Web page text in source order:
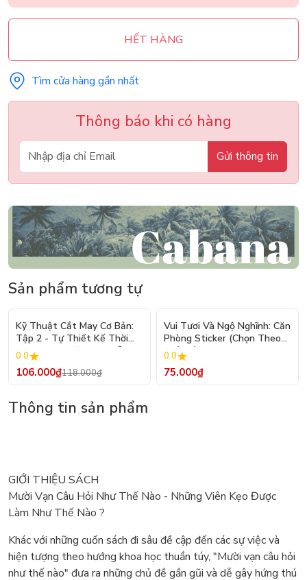
HẾT HÀNG
Tìm cửa hàng gần nhất
Thông báo khi có hàng
Gửi thông tin
Sản phẩm tương tự
- 10%
Kỹ Thuật Cắt May Cơ Bản:
Tập 2 - Tự Thiết Kế Thời
Trang Nam Nữ - Tạo Mẫu
Rập - Kỹ Thuật Nhảy Size
0.0
106.000₫118.000₫
Vui Tươi Và Ngộ Nghĩnh: Căn
Phòng Sticker (Chọn Theo
Chủ Đề) - Hơn 250 Sticker
0.0
75.000₫
Thông tin sản phẩm
GIỚI THIỆU SÁCH
Mười Vạn Câu Hỏi Như Thế Nào - Những Viên Kẹo Được
Làm Như Thế Nào ?
Khác với những cuốn sách đi sâu đề cập đến các sự việc và
hiện tượng theo hướng khoa học thuần túy, "Mười vạn câu hỏi
như thế nào" đưa ra những chủ đề gần gũi và dễ gây hứng thú